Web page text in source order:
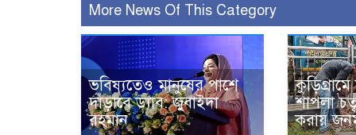
More News Of This Category
ভবিষ্যতেও মানুষের পাশে
দাঁড়াবে ড্যাব: জুবাইদা
রহমান
শাপলা
করায়